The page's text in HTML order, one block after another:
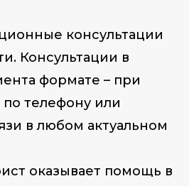
консультации
Консультации в
формате – при
телефону или
в любом актуальном
оказывает помощь в